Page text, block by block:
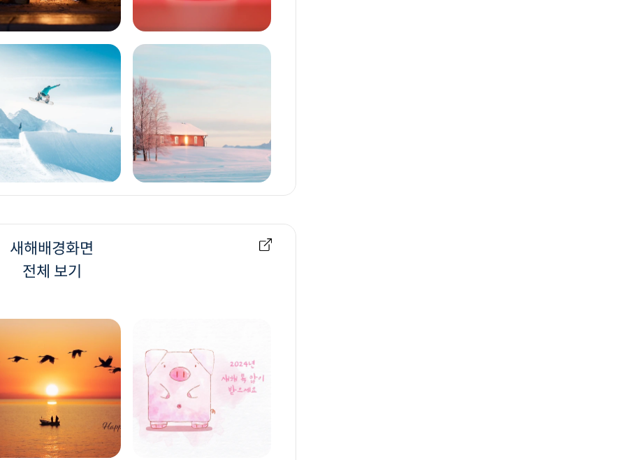
새해배경화면
전체 보기